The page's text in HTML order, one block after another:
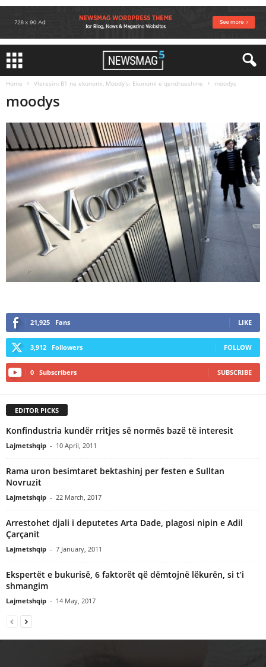
Home Vleresim B1 ne ekonomi, Moody’s: Ekonomi e qendrueshme moodys
moodys
21,925 Fans LIKE
3,912 Followers FOLLOW
0 Subscribers SUBSCRIBE
EDITOR PICKS
Konfindustria kundër rritjes së normës bazë të interesit
Lajmetshqip - 10 April, 2011
Rama uron besimtaret bektashinj per festen e Sulltan
Novruzit
Lajmetshqip - 22 March, 2017
Arrestohet djali i deputetes Arta Dade, plagosi nipin e Adil
Çarçanit
Lajmetshqip - 7 January, 2011
Ekspertët e bukurisë, 6 faktorët që dëmtojnë lëkurën, si t’i
shmangim
Lajmetshqip - 14 May, 2017